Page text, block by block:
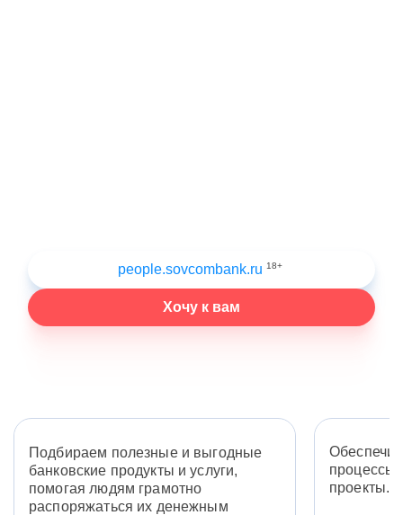
people.sovcombank.ru 18+
Хочу к вам
Подбираем полезные и выгодные
банковские продукты и услуги,
помогая людям грамотно
распоряжаться их денежным
процессы
проекты.